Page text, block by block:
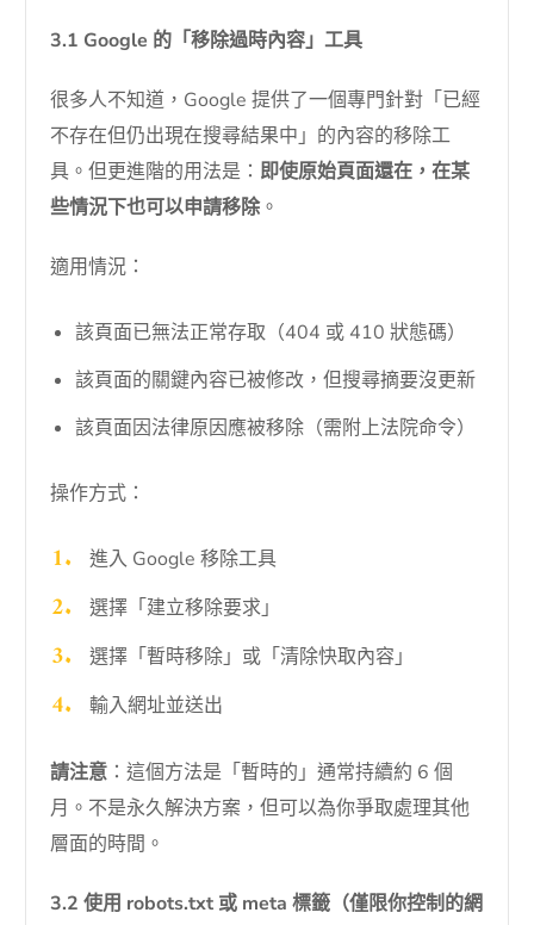
3.1 Google 的「移除過時內容」工具
很多人不知道，Google 提供了一個專門針對「已經
不存在但仍出現在搜尋結果中」的內容的移除工
具。但更進階的用法是： 即使原始頁面還在，在某
些情況下也可以申請移除。
適用情況：
該頁面已無法正常存取（404 或 410 狀態碼）
該頁面的關鍵內容已被修改，但搜尋摘要沒更新
該頁面因法律原因應被移除（需附上法院命令）
操作方式：
進入 Google 移除工具
選擇「建立移除要求」
選擇「暫時移除」或「清除快取內容」
輸入網址並送出
請注意 ：這個方法是「暫時的」通常持續約 6 個
月。不是永久解決方案，但可以為你爭取處理其他
層面的時間。
3.2 使用 robots.txt 或 meta 標籤（僅限你控制的網